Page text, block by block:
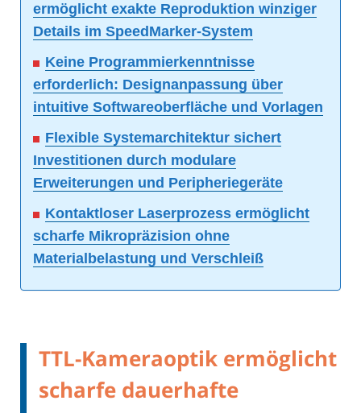
ermöglicht exakte Reproduktion winziger
Details im SpeedMarker-System
Keine Programmierkenntnisse
erforderlich: Designanpassung über
intuitive Softwareoberfläche und Vorlagen
Flexible Systemarchitektur sichert
Investitionen durch modulare
Erweiterungen und Peripheriegeräte
Kontaktloser Laserprozess ermöglicht
scharfe Mikropräzision ohne
Materialbelastung und Verschleiß
TTL-Kameraoptik ermöglicht
scharfe dauerhafte